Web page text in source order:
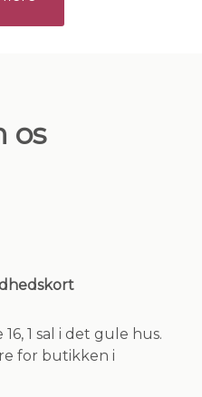
os
1 sal i det gule hus.
for butikken i